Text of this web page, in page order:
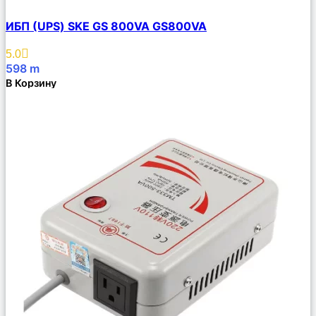
Описание
Избранное
ИБП (UPS) SKE GS 800VA GS800VA
5.0
598 m
В Корзину